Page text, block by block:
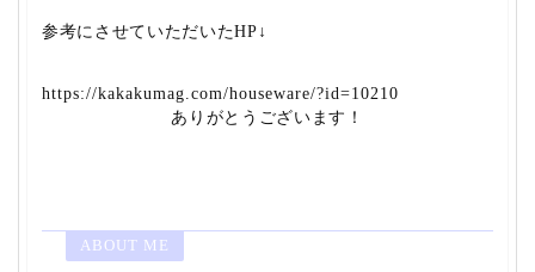
参考にさせていただいたHP↓
https://kakakumag.com/houseware/?id=10210
ありがとうございます！
ABOUT ME